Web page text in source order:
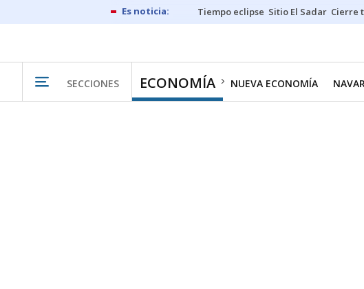
Tiempo eclipse Sitio El Sadar Cierre
SECCIONES ECONOMÍA NUEVA ECONOMÍA